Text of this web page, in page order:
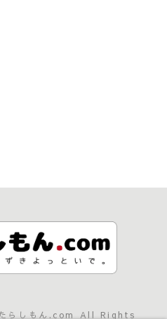
らしもん.com All Rights